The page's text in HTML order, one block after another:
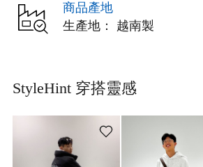
商品產地
生產地： 越南製
StyleHint 穿搭靈感